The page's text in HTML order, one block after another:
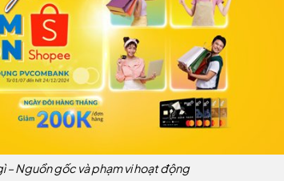
– Nguồn gốc và phạm vi hoạt động